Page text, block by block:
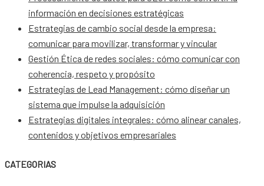
información en decisiones estratégicas
Estrategias de cambio social desde la empresa:
comunicar para movilizar, transformar y vincular
Gestión Ética de redes sociales: cómo comunicar con
coherencia, respeto y propósito
Estrategias de Lead Management: cómo diseñar un
sistema que impulse la adquisición
Estrategias digitales integrales: cómo alinear canales,
contenidos y objetivos empresariales
CATEGORIAS